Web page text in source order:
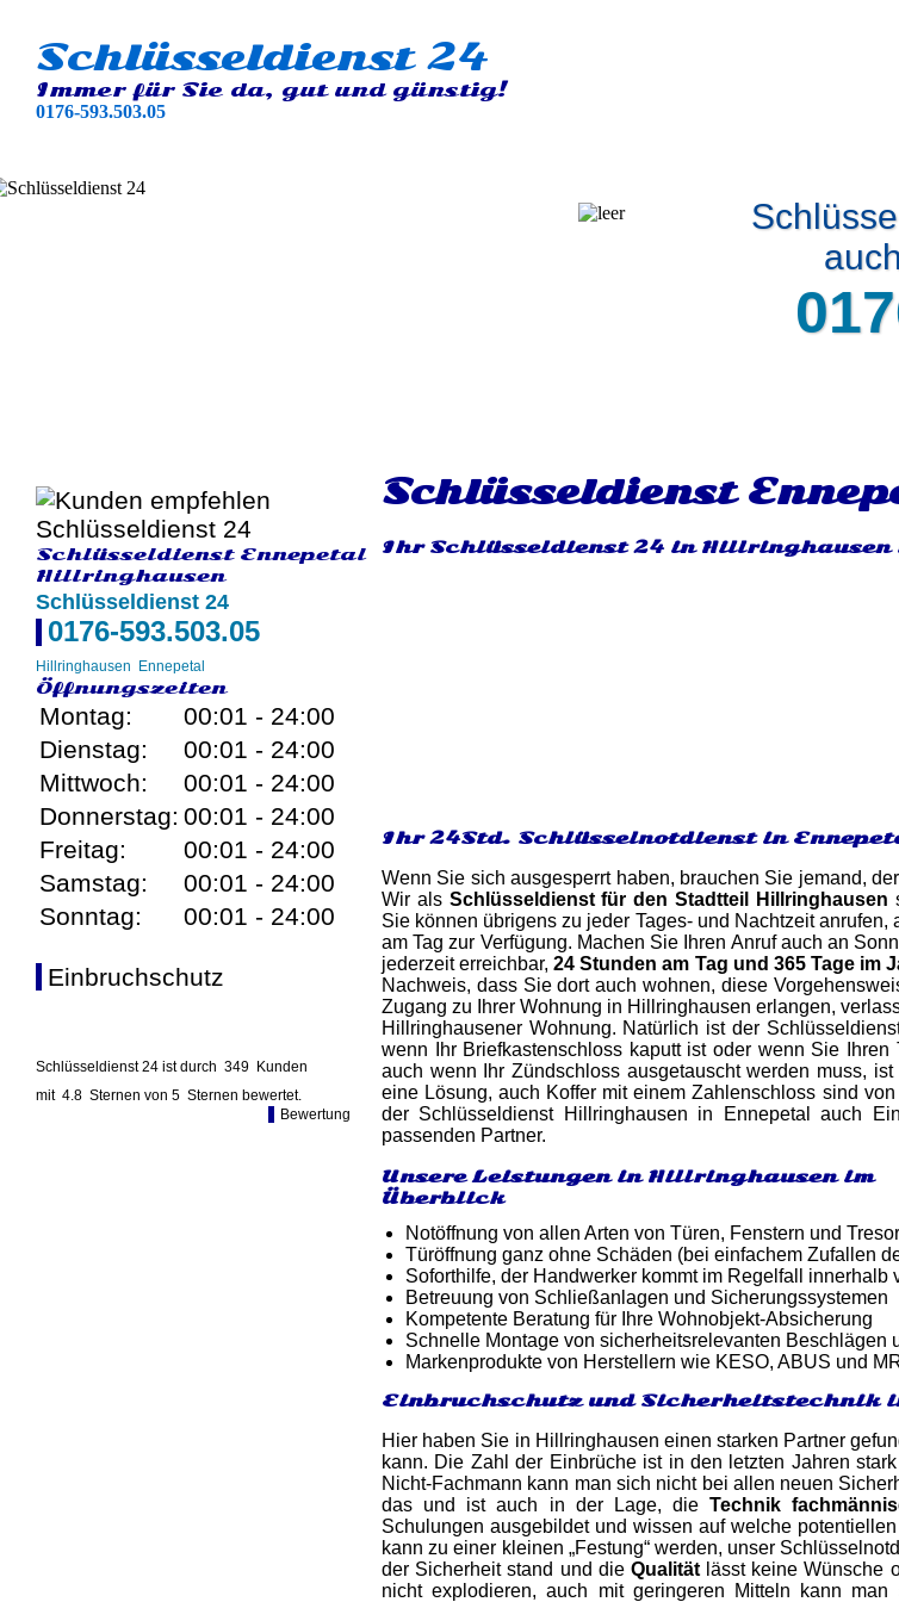
Schlüsseldienst 24
Immer für Sie da, gut und günstig!
0176-593.503.05
Schlüsseldienst Ennepetal
Hillringhausen
Schlüsseldienst 24
0176-593.503.05
Hillringhausen Ennepetal
Öffnungszeiten
Montag:
00:01 - 24:00
Dienstag:
00:01 - 24:00
Mittwoch:
00:01 - 24:00
Donnerstag: 00:01 - 24:00
Freitag:
00:01 - 24:00
Samstag:
00:01 - 24:00
Sonntag:
00:01 - 24:00
Einbruchschutz
Schlüsseldienst 24 ist durch 349 Kunden
mit 4.8 Sternen von 5 Sternen bewertet.
Bewertung
Schlüsseldienst
Ihr Schlüsseldienst 24 in Hillringhausen
Ihr 24Std. Schlüsselnotdienst in
Wenn Sie sich ausgesperrt haben, brauchen Sie jemand,
Wir als Schlüsseldienst für den Stadtteil Hillringhausen
Sie können übrigens zu jeder Tages- und Nachtzeit
am Tag zur Verfügung. Machen Sie Ihren Anruf auch an
jederzeit erreichbar,24 Stunden am Tag und 365 Tage im
Nachweis, dass Sie dort auch wohnen, diese
Zugang zu Ihrer Wohnung in Hillringhausen erlangen,
Hillringhausener Wohnung. Natürlich ist der
wenn Ihr Briefkastenschloss kaputt ist oder wenn Sie
auch wenn Ihr Zündschloss ausgetauscht werden muss,
eine Lösung, auch Koffer mit einem Zahlenschloss sind
der Schlüsseldienst Hillringhausen in Ennepetal auch
passenden Partner.
Unsere Leistungen in Hillringhausen im
Überblick
Notöffnung von allen Arten von Türen, Fenstern und
Türöffnung ganz ohne Schäden (bei einfachem Zufallen
Soforthilfe, der Handwerker kommt im Regelfall innerhalb
Betreuung von Schließanlagen und Sicherungssystemen
Kompetente Beratung für Ihre Wohnobjekt-Absicherung
Schnelle Montage von sicherheitsrelevanten Beschlägen
Markenprodukte von Herstellern wie KESO, ABUS und
Einbruchschutz und Sicherheitstechnik
Hier haben Sie in Hillringhausen einen starken Partner
kann. Die Zahl der Einbrüche ist in den letzten Jahren
Nicht-Fachmann kann man sich nicht bei allen neuen
das und ist auch in der Lage, dieTechnik
Schulungen ausgebildet und wissen auf welche
kann zu einer kleinen „Festung“ werden, unser
der Sicherheit stand und die Qualitätlässt keine Wünsche
nicht explodieren, auch mit geringeren Mitteln kann